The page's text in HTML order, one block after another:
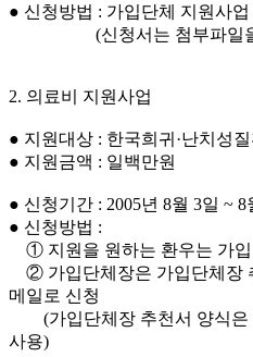
● 신청방법 : 가입단체 지원사
(신청서는 첨부파일을
2. 의료비 지원사업
● 지원대상 : 한국희귀·난치성
● 지원금액 : 일백만원
● 신청기간 : 2005년 8월 3일 ~ 8
● 신청방법 :
① 지원을 원하는 환우는 가입
② 가입단체장은 가입단체장
메일로 신청
(가입단체장 추천서 양식은
사용)